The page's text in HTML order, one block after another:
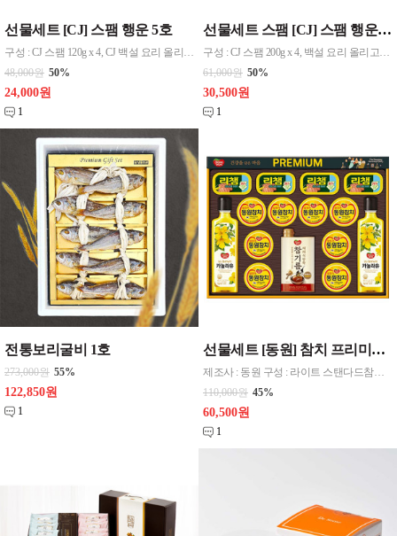
선물세트 [CJ] 스팸 행운 5호
구성 : CJ 스팸 120g x 4, CJ 백설 요리 올리고당 500ml x 1, CJ 백설 카놀라유 500ml x 1
48,000원 50%
24,000원
1
선물세트 스팸 [CJ] 스팸 행운 7호
구성 : CJ 스팸 200g x 4, 백설 요리 올리고당 500g, 백설 카놀라유 500g 포장 : 상하판케이스 / 쇼핑백동봉
61,000원 50%
30,500원
1
전통보리굴비 1호
273,000원 55%
122,850원
1
선물세트 [동원] 참치 프리미엄 3호 무료배송
제조사 : 동원 구성 : 라이트 스탠다드참치 90g x 8, 리챔 더블라이트 120g x 4, 재래식 압착참기름 330ml x 1, 동원 카놀라유 480ml x 2 포장 : 상하판케이스, 부직포가방
110,000원 45%
60,500원
1